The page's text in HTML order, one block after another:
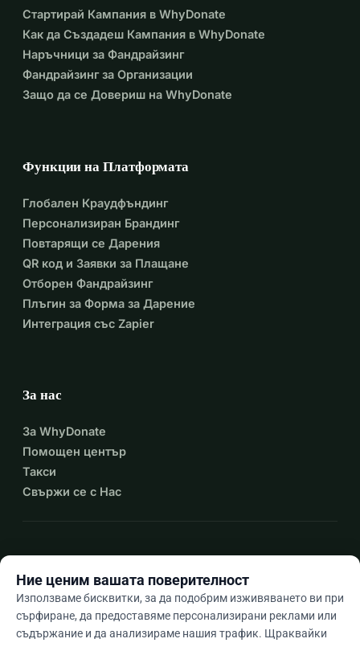
Стартирай Кампания в WhyDonate
Как да Създадеш Кампания в WhyDonate
Наръчници за Фандрайзинг
Фандрайзинг за Организации
Защо да се Довериш на WhyDonate
Функции на Платформата
Глобален Краудфъндинг
Персонализиран Брандинг
Повтарящи се Дарения
QR код и Заявки за Плащане
Отборен Фандрайзинг
Плъгин за Форма за Дарение
Интеграция със Zapier
За нас
За WhyDonate
Помощен център
Такси
Свържи се с Нас
Ние ценим вашата поверителност
Използваме бисквитки, за да подобрим изживяването ви при
сърфиране, да предоставяме персонализирани реклами или
съдържание и да анализираме нашия трафик. Щраквайки